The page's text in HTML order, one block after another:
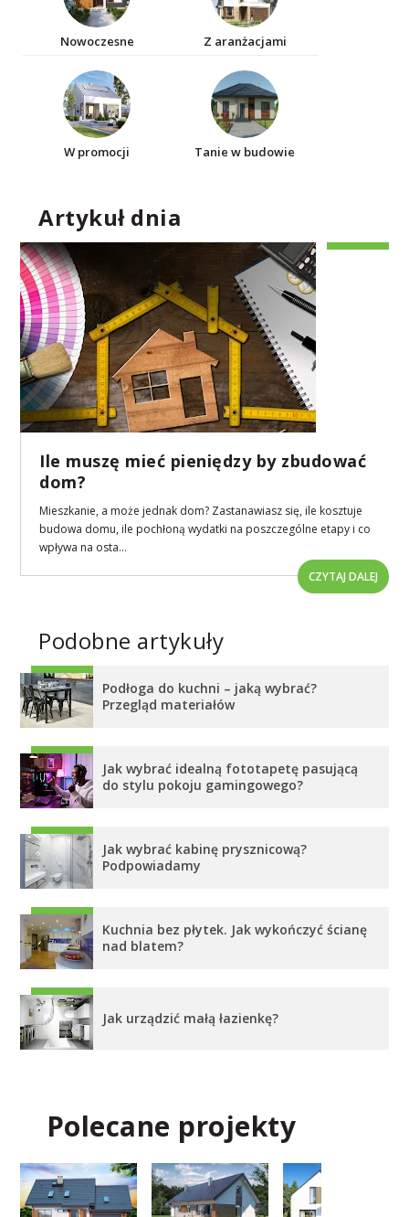
Nowoczesne Z aranżacjami
W promocji Tanie w budowie
Artykuł dnia
Ile muszę mieć pieniędzy by zbudować
dom?
Mieszkanie, a może jednak dom? Zastanawiasz się, ile kosztuje
budowa domu, ile pochłoną wydatki na poszczególne etapy i co
wpływa na osta...
CZYTAJ DALEJ
Podobne artykuły
Podłoga do kuchni – jaką wybrać?
Przegląd materiałów
Jak wybrać idealną fototapetę pasującą
do stylu pokoju gamingowego?
Jak wybrać kabinę prysznicową?
Podpowiadamy
Kuchnia bez płytek. Jak wykończyć ścianę
nad blatem?
Jak urządzić małą łazienkę?
Polecane projekty